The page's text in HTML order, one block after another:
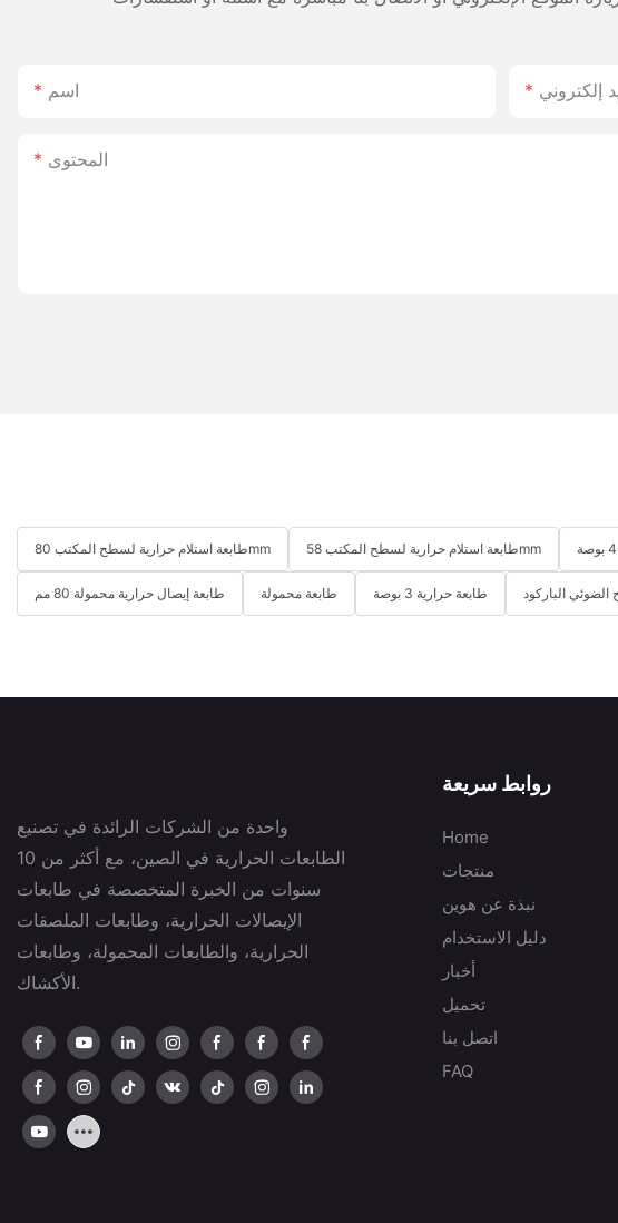
اسم إلكتروني
المحتوى
طابعة استلام حرارية لسطح المكتب 80mm طابعة استلام حرارية لسطح المكتب 58mm
طابعة إيصال حرارية محمولة 80 مم طابعة محمولة طابعة حرارية 3 بوصة الضوئي الباركود
واحدة من الشركات الرائدة في تصنيع
الطابعات الحرارية في الصين، مع أكثر من 10
سنوات من الخبرة المتخصصة في طابعات
الإيصالات الحرارية، وطابعات الملصقات
الحرارية، والطابعات المحمولة، وطابعات
الأكشاك.
روابط سريعة
Home
منتجات
نبذة عن هوين
دليل الاستخدام
أخبار
تحميل
اتصل بنا
FAQ